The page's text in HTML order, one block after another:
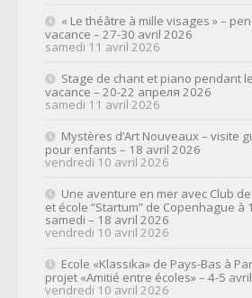
« Le théâtre à mille visages » –
vacance – 27-30 avril 2026
samedi 11 avril 2026
Stage de chant et piano pendant
vacance – 20-22 апреля 2026
samedi 11 avril 2026
Mystères d’Art Nouveaux – visite
pour enfants – 18 avril 2026
vendredi 10 avril 2026
Une aventure en mer avec Club
et école “Startum” de Copenhague à
samedi – 18 avril 2026
vendredi 10 avril 2026
Ecole «Klassika» de Pays-Bas à
projet «Amitié entre écoles» – 4-5
vendredi 10 avril 2026